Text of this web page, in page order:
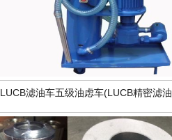
LUCB滤油车五级油虑车(LUCB精密滤油
车)